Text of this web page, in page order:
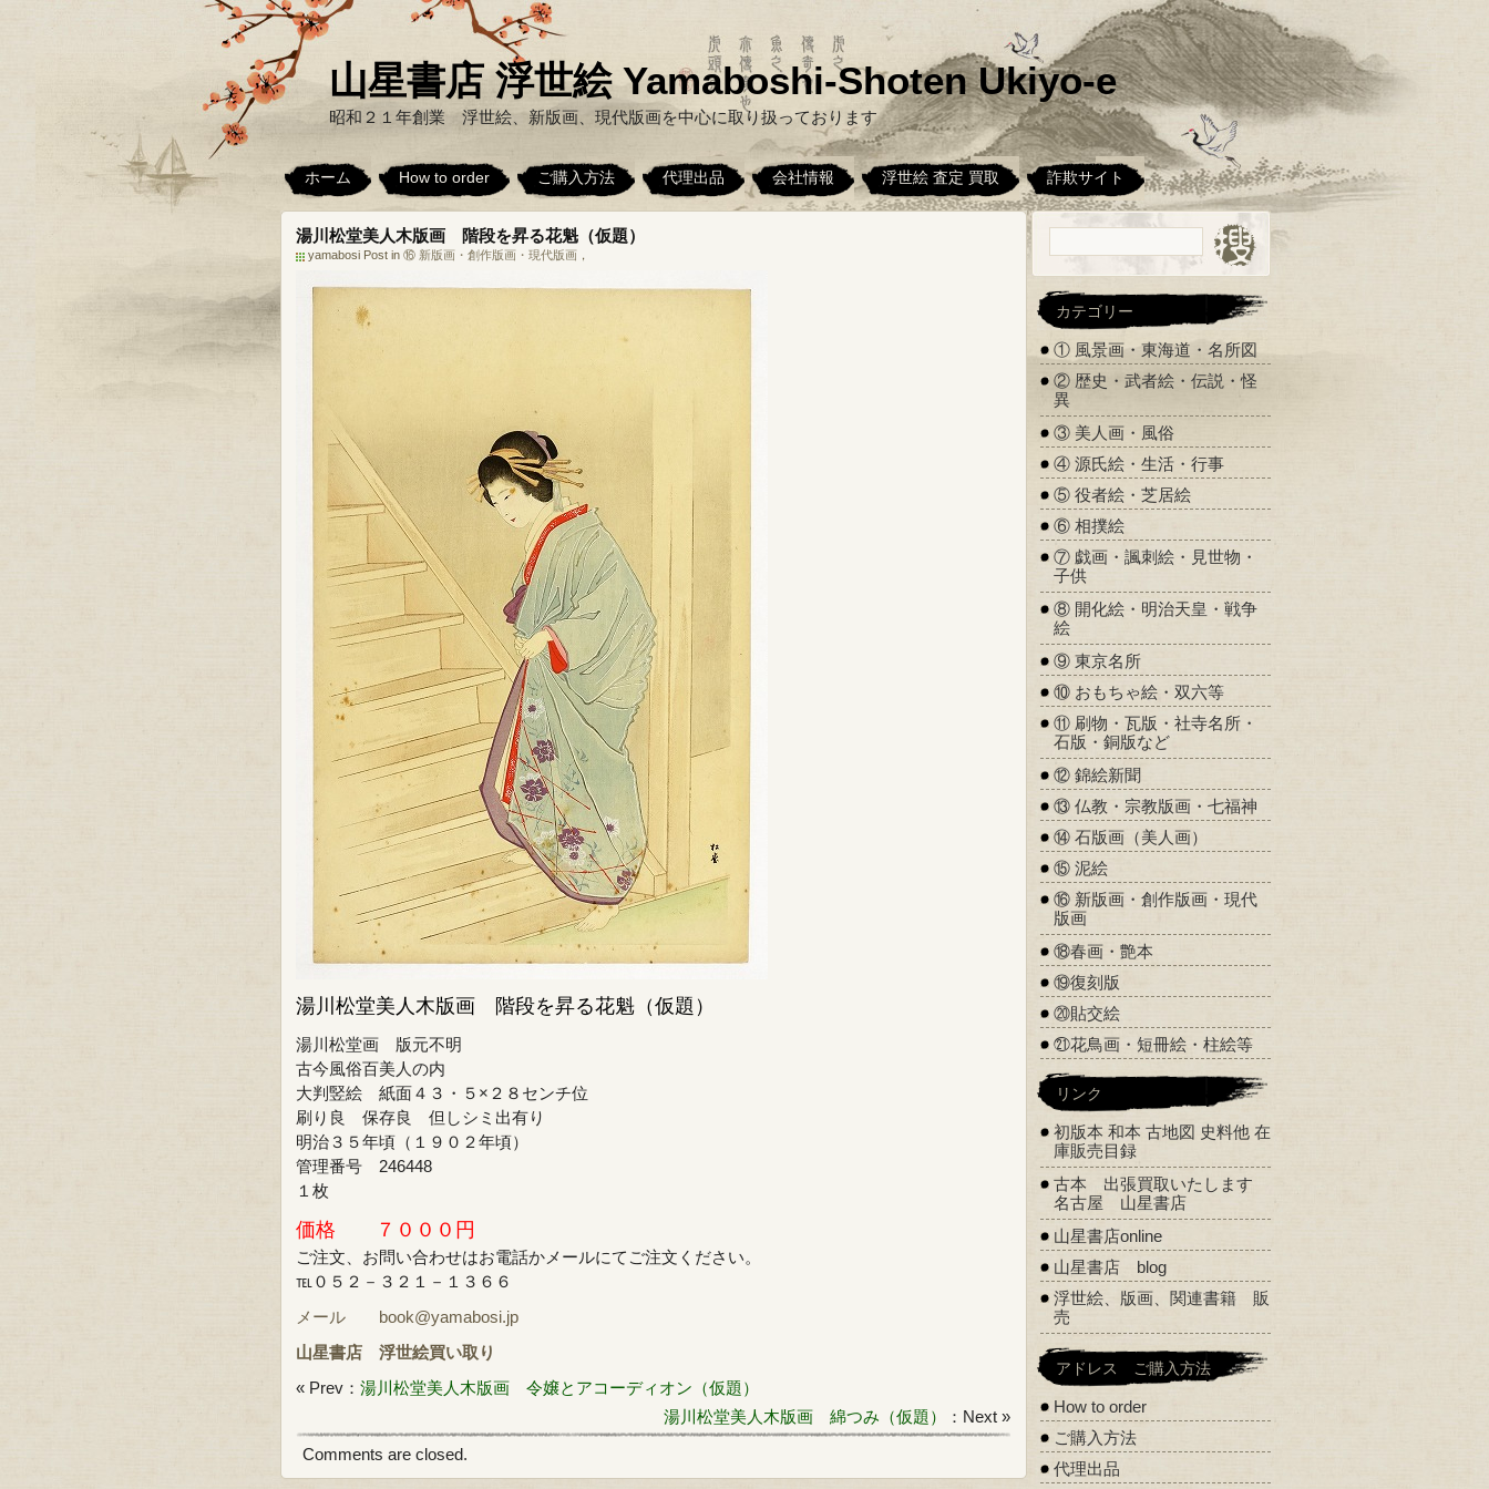
山星書店 浮世絵 Yamaboshi-Shoten Ukiyo-e
昭和２１年創業 浮世絵、新版画、現代版画を中心に取り扱っております
ホーム How to order ご購入方法 代理出品 会社情報 浮世絵 査定 買取 詐欺サイト
湯川松堂美人木版画 階段を昇る花魁（仮題）
yamabosi Post in ⑯ 新版画・創作版画・現代版画 ，
湯川松堂美人木版画 階段を昇る花魁（仮題）
湯川松堂画 版元不明
古今風俗百美人の内
大判竪絵 紙面４３・５×２８センチ位
刷り良 保存良 但しシミ出有り
明治３５年頃（１９０２年頃）
管理番号 246448
１枚
価格 ７０００円
ご注文、お問い合わせはお電話かメールにてご注文ください。
℡０５２－３２１－１３６６
メール book@yamabosi.jp
山星書店
浮世絵買い取り
« Prev： 湯川松堂美人木版画 令嬢とアコーディオン（仮題）
湯川松堂美人木版画 綿つみ（仮題）
：Next »
Comments are closed.
カテゴリー
① 風景画・東海道・名所図
② 歴史・武者絵・伝説・怪
異
③ 美人画・風俗
④ 源氏絵・生活・行事
⑤ 役者絵・芝居絵
⑥ 相撲絵
⑦ 戯画・諷刺絵・見世物・
子供
⑧ 開化絵・明治天皇・戦争
絵
⑨ 東京名所
⑩ おもちゃ絵・双六等
⑪ 刷物・瓦版・社寺名所・
石版・銅版など
⑫ 錦絵新聞
⑬ 仏教・宗教版画・七福神
⑭ 石版画（美人画）
⑮ 泥絵
⑯ 新版画・創作版画・現代
版画
⑱春画・艶本
⑲復刻版
⑳貼交絵
㉑花鳥画・短冊絵・柱絵等
リンク
初版本 和本 古地図 史料他 在
庫販売目録
古本 出張買取いたします
名古屋 山星書店
山星書店online
山星書店 blog
浮世絵、版画、関連書籍 販
売
アドレス ご購入方法
How to order
ご購入方法
代理出品